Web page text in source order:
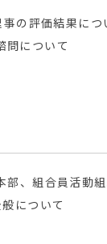
の評価結果につ
問について
部、組合員活動
について